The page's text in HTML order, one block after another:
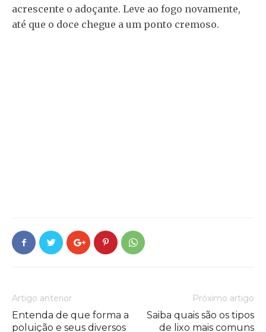
acrescente o adoçante. Leve ao fogo novamente,
até que o doce chegue a um ponto cremoso.
Artigo anterior
Entenda de que forma a
poluição e seus diversos
Próximo artigo
Saiba quais são os tipos
de lixo mais comuns